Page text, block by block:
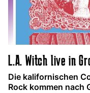
L.A. Witch live in
Die kalifornischen
Rock kommen nach